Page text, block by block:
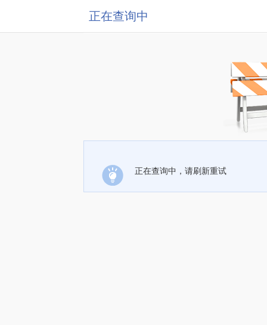
正在查询中
正在查询中，请刷新重试